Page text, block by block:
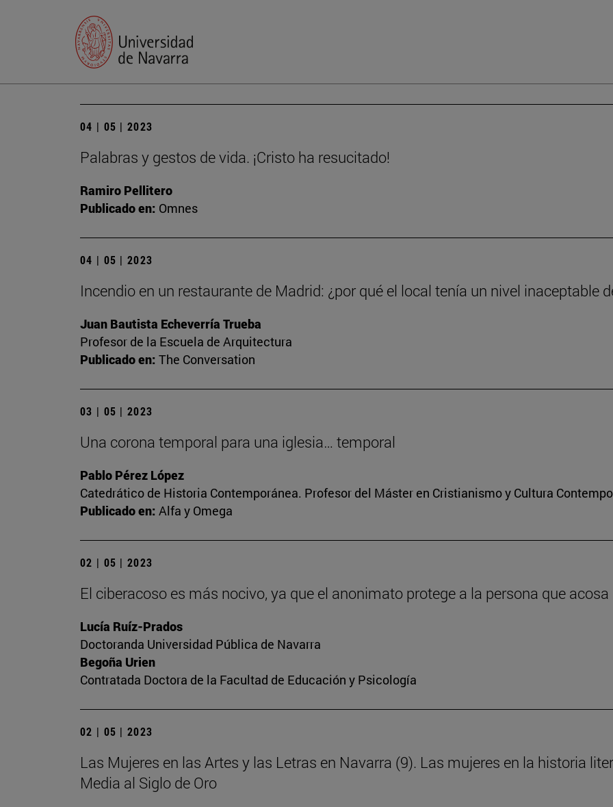
04 | 05 | 2023
Palabras y gestos de vida. ¡Cristo ha resucitado!
Ramiro Pellitero
Publicado en: Omnes
04 | 05 | 2023
Incendio en un restaurante de Madrid: ¿por qué el local tenía un nivel inaceptable
Juan Bautista Echeverría Trueba
Profesor de la Escuela de Arquitectura
Publicado en: The Conversation
03 | 05 | 2023
Una corona temporal para una iglesia… temporal
Pablo Pérez López
Catedrático de Historia Contemporánea. Profesor del Máster en Cristianismo y Cultura
Publicado en: Alfa y Omega
02 | 05 | 2023
El ciberacoso es más nocivo, ya que el anonimato protege a la persona que acosa
Lucía Ruíz-Prados
Doctoranda Universidad Pública de Navarra
Begoña Urien
Contratada Doctora de la Facultad de Educación y Psicología
02 | 05 | 2023
Las Mujeres en las Artes y las Letras en Navarra (9). Las mujeres en la historia
Media al Siglo de Oro